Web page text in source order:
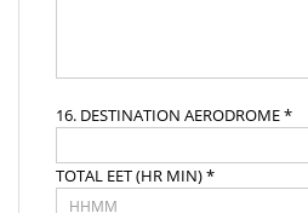
16. DESTINATION AERODROME *
TOTAL EET (HR MIN) *